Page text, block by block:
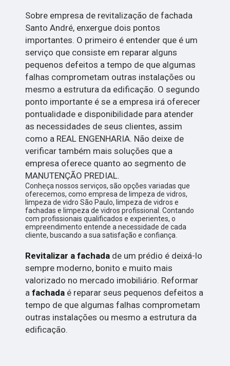
Sobre empresa de revitalização de fachada
Santo André, enxergue dois pontos
importantes. O primeiro é entender que é um
serviço que consiste em reparar alguns
pequenos defeitos a tempo de que algumas
falhas comprometam outras instalações ou
mesmo a estrutura da edificação. O segundo
ponto importante é se a empresa irá oferecer
pontualidade e disponibilidade para atender
as necessidades de seus clientes, assim
como a REAL ENGENHARIA. Não deixe de
verificar também mais soluções que a
empresa oferece quanto ao segmento de
MANUTENÇÃO PREDIAL.
Conheça nossos serviços, são opções variadas que
oferecemos, como empresa de limpeza de vidros,
limpeza de vidro São Paulo, limpeza de vidros e
fachadas e limpeza de vidros profissional. Contando
com profissionais qualificados e experientes, o
empreendimento entende a necessidade de cada
cliente, buscando a sua satisfação e confiança.
Revitalizar a fachada de um prédio é deixá-lo
sempre moderno, bonito e muito mais
valorizado no mercado imobiliário. Reformar
afachada é reparar seus pequenos defeitos a
tempo de que algumas falhas comprometam
outras instalações ou mesmo a estrutura da
edificação.